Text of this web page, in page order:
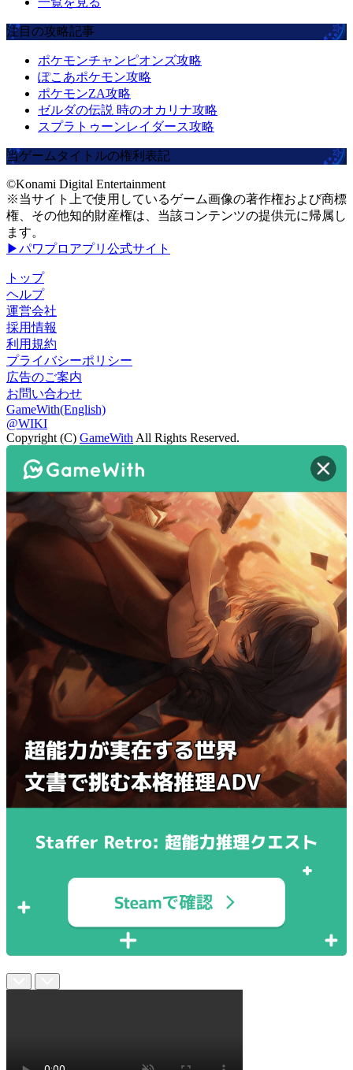
注目の攻略記事
ポケモンチャンピオンズ攻略
ぽこあポケモン攻略
ポケモンZA攻略
ゼルダの伝説 時のオカリナ攻略
スプラトゥーンレイダース攻略
当ゲームタイトルの権利表記
©Konami Digital Entertainment
※当サイト上で使用しているゲーム画像の著作権および商標
権、その他知的財産権は、当該コンテンツの提供元に帰属し
ます。
▶パワプロアプリ公式サイト
トップ
ヘルプ
運営会社
採用情報
利用規約
プライバシーポリシー
広告のご案内
お問い合わせ
GameWith(English)
@WIKI
Copyright (C) GameWith All Rights Reserved.